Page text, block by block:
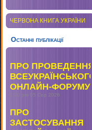
ЧЕРВОНА КНИГА УКРАЇНИ
Останні публікації
ПРО ПРОВЕДЕННЯ
ВСЕУКРАЇНСЬКОГО
ОНЛАЙН-ФОРУМУ
1:20 pm 05 Сер 2026
ПРО
ЗАСТОСУВАННЯ